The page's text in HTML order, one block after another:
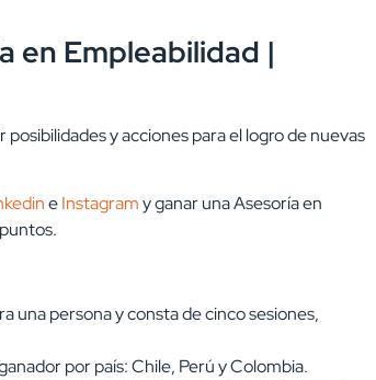
en Empleabilidad |
y acciones para el logro de nuevas
eInstagramy ganar una Asesoría en
una personay consta de cinco sesiones,
por país: Chile, Perú y Colombia.